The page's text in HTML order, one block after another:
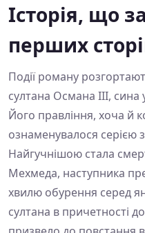
Історія, що
перших
Події роману
султана Османа ІІІ,
Його правління, хоча й
ознаменувалося серією
Найгучнішою стала
Мехмеда, наступника
хвилю обурення серед
султана в причетності